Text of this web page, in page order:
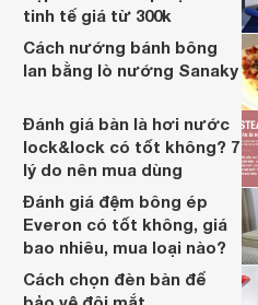
tinh tế giá từ 300k
Cách nướng bánh bông
lan bằng lò nướng Sanaky
Đánh giá bàn là hơi nước
lock&lock có tốt không? 7
lý do nên mua dùng
Đánh giá đệm bông ép
Everon có tốt không, giá
bao nhiêu, mua loại nào?
Cách chọn đèn bàn để